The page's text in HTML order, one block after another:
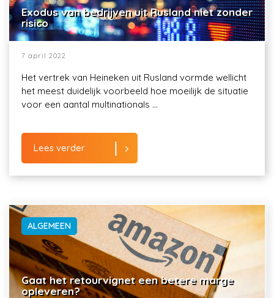
Exodus van bedrijven uit Rusland niet zonder
risico
7 april 2022
Het vertrek van Heineken uit Rusland vormde wellicht
het meest duidelijk voorbeeld hoe moeilijk de situatie
voor een aantal multinationals ...
Lees verder
ALGEMEEN
Gaat het retourvignet een betere marge
opleveren?